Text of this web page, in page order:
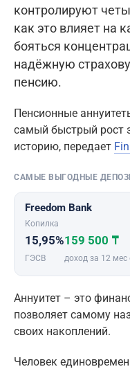
контролируют
как это влияет на
бояться
надёжную
пенсию.
Пенсионные
самый быстрый рост
историю, передает
САМЫЕ ВЫГОДНЫЕ
Freedom Bank
Копилка
15,95%
ГЭСВ
159 500 ₸
доход за 12 мес
Аннуитет – это
позволяет самому
своих накоплений.
Человек